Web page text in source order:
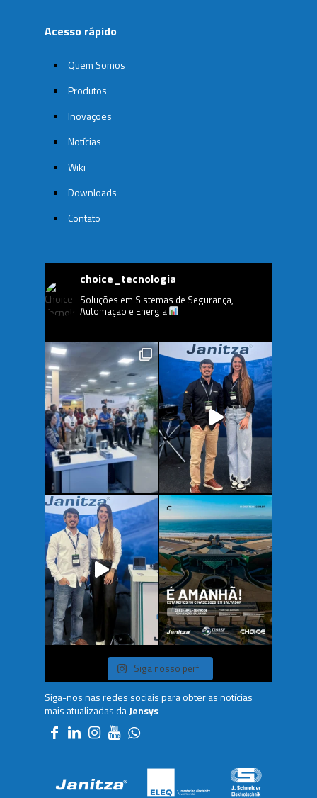
Acesso rápido
Quem Somos
Produtos
Inovações
Notícias
Wiki
Downloads
Contato
choice_tecnologia
Soluções em Sistemas de Segurança,
Automação e Energia
Siga nosso perfil
Siga-nos nas redes sociais para obter as notícias
mais atualizadas daJensys